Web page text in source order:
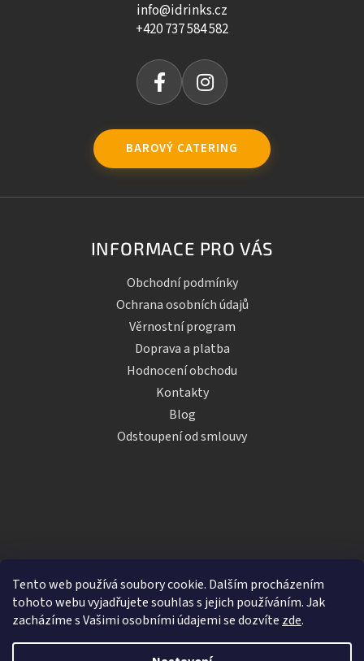
Tento web používá soubory cookie. Dalším procházením
tohoto webu vyjadřujete souhlas s jejich používáním. Jak
zacházíme s Vašimi osobními údajemi se dozvíte zde.
info@idrinks.cz
+420 737 584 582
BAROVÝ CATERING
INFORMACE PRO VÁS
Obchodní podmínky
Ochrana osobních údajů
Věrnostní program
Doprava a platba
Hodnocení obchodu
Kontakty
Blog
Odstoupení od smlouvy
Vytvořil Shoptet